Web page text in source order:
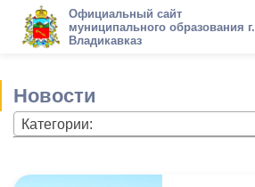
Официальный сайт
муниципального образования г.
Владикавказ
Новости
Категории: